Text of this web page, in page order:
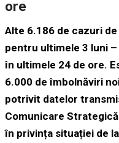
ore
Alte 6.186 de cazuri
pentru ultimele 3 luni
în ultimele 24 de ore.
6.000 de îmbolnăviri
potrivit datelor
Comunicare
în privința situației de